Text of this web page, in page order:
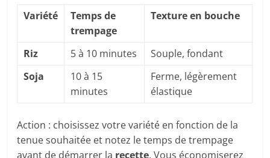
Variété
Temps de
trempage
Texture en bouche
Riz 5 à 10 minutes
Souple, fondant
Soja
10 à 15
minutes
Ferme, légèrement
élastique
Action : choisissez votre variété en fonction de la
tenue souhaitée et notez le temps de trempage
avant de démarrer la recette. Vous économiserez